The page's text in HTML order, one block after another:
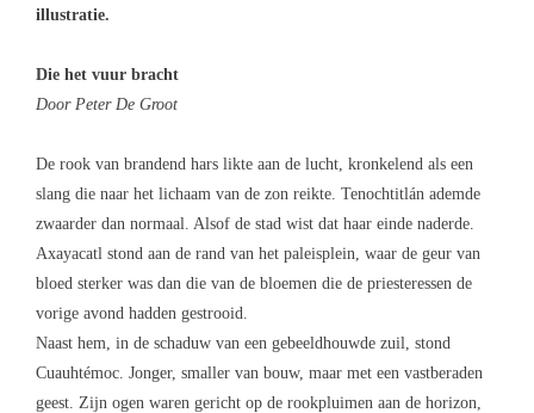
illustratie.
Die het vuur bracht
Door Peter De Groot
De rook van brandend hars likte aan de lucht, kronkelend als een
slang die naar het lichaam van de zon reikte. Tenochtitlán ademde
zwaarder dan normaal. Alsof de stad wist dat haar einde naderde.
Axayacatl stond aan de rand van het paleisplein, waar de geur van
bloed sterker was dan die van de bloemen die de priesteressen de
vorige avond hadden gestrooid.
Naast hem, in de schaduw van een gebeeldhouwde zuil, stond
Cuauhtémoc. Jonger, smaller van bouw, maar met een vastberaden
geest. Zijn ogen waren gericht op de rookpluimen aan de horizon,